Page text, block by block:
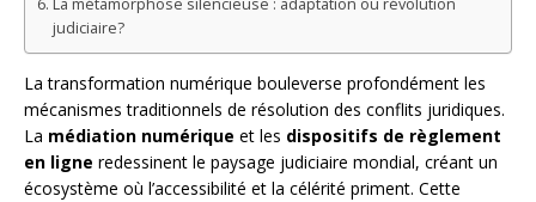
La métamorphose silencieuse : adaptation ou révolution
judiciaire?
La transformation numérique bouleverse profondément les
mécanismes traditionnels de résolution des conflits juridiques.
La médiation numérique et les dispositifs de règlement
en ligne redessinent le paysage judiciaire mondial, créant un
écosystème où l’accessibilité et la célérité priment. Cette